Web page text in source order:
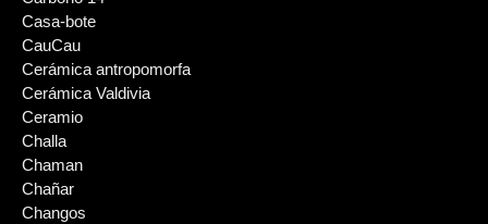
Casa-bote
CauCau
Cerámica antropomorfa
Cerámica Valdivia
Ceramio
Challa
Chaman
Chañar
Changos